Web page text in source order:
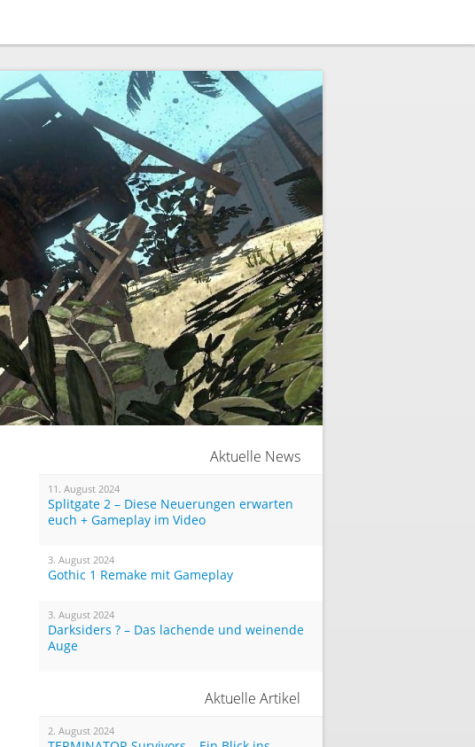
Aktuelle News
11. August 2024
Splitgate 2 – Diese Neuerungen erwarten
euch + Gameplay im Video
3. August 2024
Gothic 1 Remake mit Gameplay
3. August 2024
Darksiders ? – Das lachende und weinende
Auge
Aktuelle Artikel
2. August 2024